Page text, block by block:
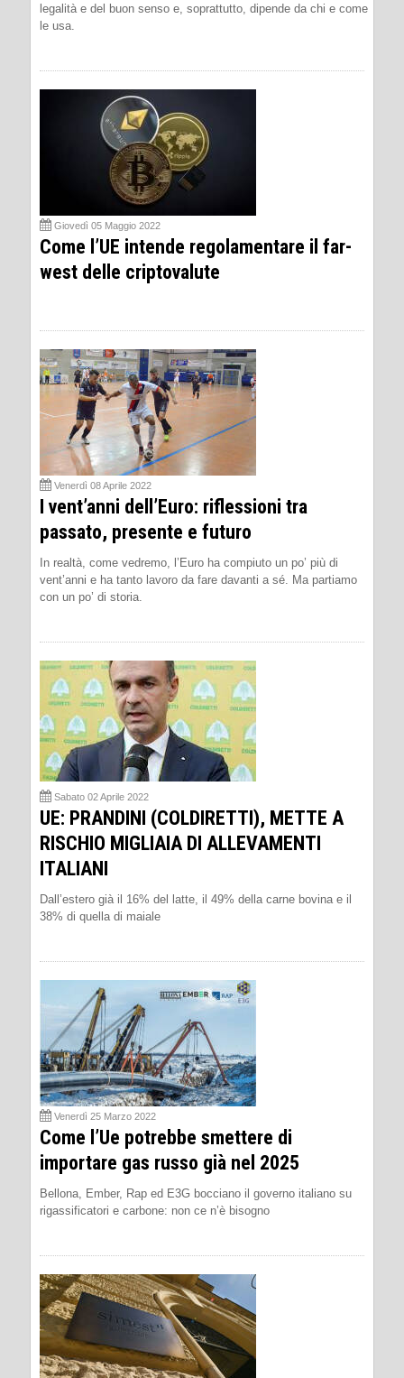
legalità e del buon senso e, soprattutto, dipende da chi e come
le usa.
Giovedì 05 Maggio 2022
Come l’UE intende regolamentare il far-
west delle criptovalute
Venerdì 08 Aprile 2022
I vent’anni dell’Euro: riflessioni tra
passato, presente e futuro
In realtà, come vedremo, l’Euro ha compiuto un po’ più di
vent’anni e ha tanto lavoro da fare davanti a sé. Ma partiamo
con un po’ di storia.
Sabato 02 Aprile 2022
UE: PRANDINI (COLDIRETTI), METTE A
RISCHIO MIGLIAIA DI ALLEVAMENTI
ITALIANI
Dall’estero già il 16% del latte, il 49% della carne bovina e il
38% di quella di maiale
Venerdì 25 Marzo 2022
Come l’Ue potrebbe smettere di
importare gas russo già nel 2025
Bellona, Ember, Rap ed E3G bocciano il governo italiano su
rigassificatori e carbone: non ce n’è bisogno